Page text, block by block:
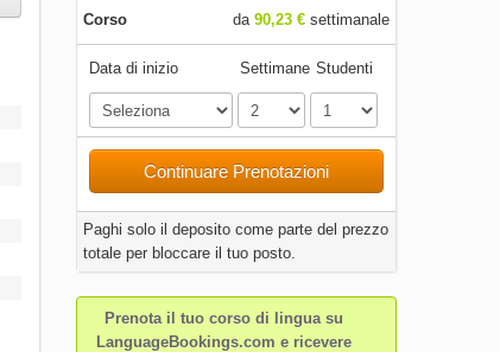
Corso da 90,23 €settimanale
Data di inizio Settimane Studenti
Continuare Prenotazioni
Paghi solo il deposito come parte del prezzo
totale per bloccare il tuo posto.
Prenota il tuo corso di lingua su
LanguageBookings.com e ricevere